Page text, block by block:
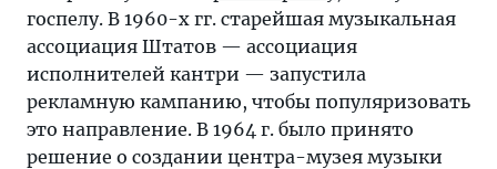
госпелу. В 1960-х гг. старейшая музыкальная
ассоциация Штатов — ассоциация
исполнителей кантри — запустила
рекламную кампанию, чтобы популяризовать
это направление. В 1964 г. было принято
решение о создании центра-музея музыки